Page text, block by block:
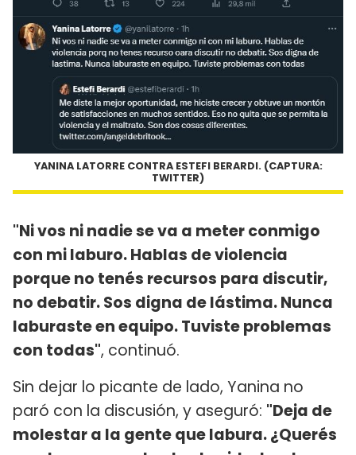
YANINA LATORRE CONTRA ESTEFI BERARDI. (CAPTURA:
TWITTER)
"Ni vos ni nadie se va a meter conmigo
con mi laburo. Hablas de violencia
porque no tenés recursos para discutir,
no debatir. Sos digna de lástima. Nunca
laburaste en equipo. Tuviste problemas
con todas", continuó.
Sin dejar lo picante de lado, Yanina no
paró con la discusión, y aseguró: "Deja de
molestar a la gente que labura. ¿Querés